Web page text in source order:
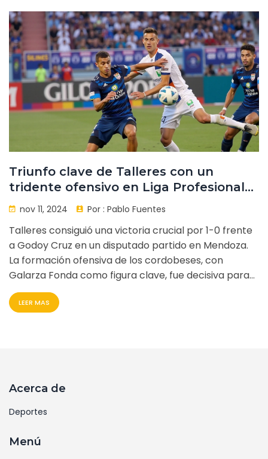
Triunfo clave de Talleres con un
tridente ofensivo en Liga Profesional
frente a Godoy Cruz
nov 11, 2024 Por : Pablo Fuentes
Talleres consiguió una victoria crucial por 1-0 frente
a Godoy Cruz en un disputado partido en Mendoza.
La formación ofensiva de los cordobeses, con
Galarza Fonda como figura clave, fue decisiva para
generar oportunidades de gol. Este triunfo refuerza
la posición de Talleres en la Liga Profesional,
LEER MAS
Acerca de
Deportes
Menú